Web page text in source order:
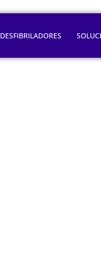
DESFIBRILADORES